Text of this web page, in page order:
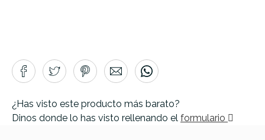
¿Has visto este producto más barato?
Dinos donde lo has visto rellenando el formulario